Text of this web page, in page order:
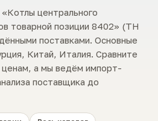
центрального
товарной позиции 8402» (ТН
поставками. Основные
Китай, Италия. Сравните
а мы ведём импорт-
поставщика до